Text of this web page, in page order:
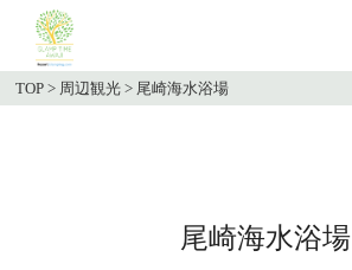
TOP > 周辺観光 > 尾崎海水浴場
尾崎海水浴場